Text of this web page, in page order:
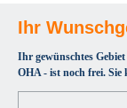
bestellen
Ihr
Ihr gewünschtes
OHA - ist noch frei.